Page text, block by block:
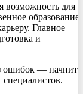
возможность для
образование,
Главное —
и
ошибок — начните
специалистов.